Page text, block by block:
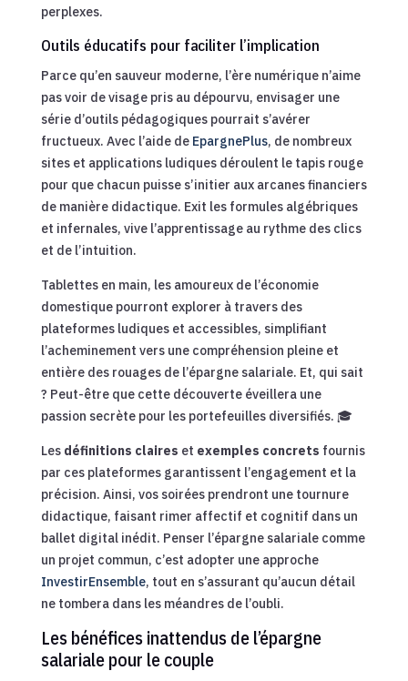
perplexes.
Outils éducatifs pour faciliter l’implication
Parce qu’en sauveur moderne, l’ère numérique n’aime
pas voir de visage pris au dépourvu, envisager une
série d’outils pédagogiques pourrait s’avérer
fructueux. Avec l’aide de EpargnePlus, de nombreux
sites et applications ludiques déroulent le tapis rouge
pour que chacun puisse s’initier aux arcanes financiers
de manière didactique. Exit les formules algébriques
et infernales, vive l’apprentissage au rythme des clics
et de l’intuition.
Tablettes en main, les amoureux de l’économie
domestique pourront explorer à travers des
plateformes ludiques et accessibles, simplifiant
l’acheminement vers une compréhension pleine et
entière des rouages de l’épargne salariale. Et, qui sait
? Peut-être que cette découverte éveillera une
passion secrète pour les portefeuilles diversifiés. 🎓
Les définitions claires et exemples concrets fournis
par ces plateformes garantissent l’engagement et la
précision. Ainsi, vos soirées prendront une tournure
didactique, faisant rimer affectif et cognitif dans un
ballet digital inédit. Penser l’épargne salariale comme
un projet commun, c’est adopter une approche
InvestirEnsemble, tout en s’assurant qu’aucun détail
ne tombera dans les méandres de l’oubli.
Les bénéfices inattendus de l’épargne
salariale pour le couple